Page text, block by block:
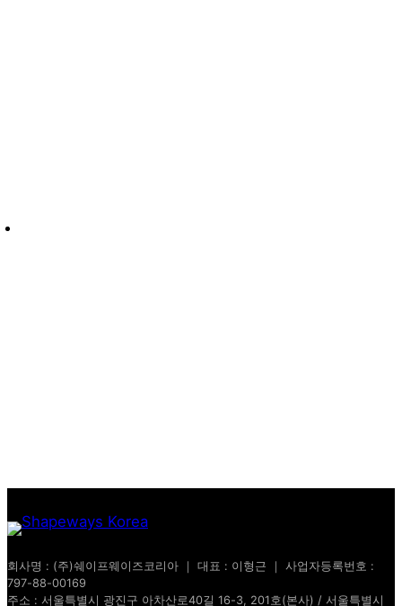
회사명 : (주)쉐이프웨이즈코리아 ｜ 대표 : 이형근 ｜ 사업자등록번호 :
797-88-00169
주소 : 서울특별시 광진구 아차산로40길 16-3, 201호(본사) / 서울특별시